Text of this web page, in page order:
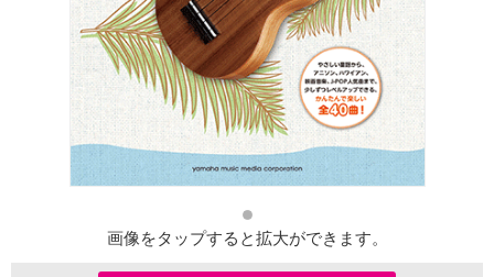
画像をタップすると拡大ができます。